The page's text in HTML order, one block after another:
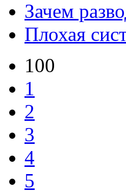
Зачем
Плохая
100
1
2
3
4
5